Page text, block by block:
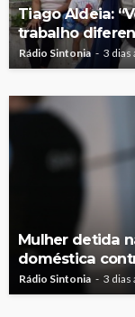
Tiago Aldeia:
trabalho
Rádio Sintonia 3 dias
Mulher detida
doméstica
Rádio Sintonia 3 dias